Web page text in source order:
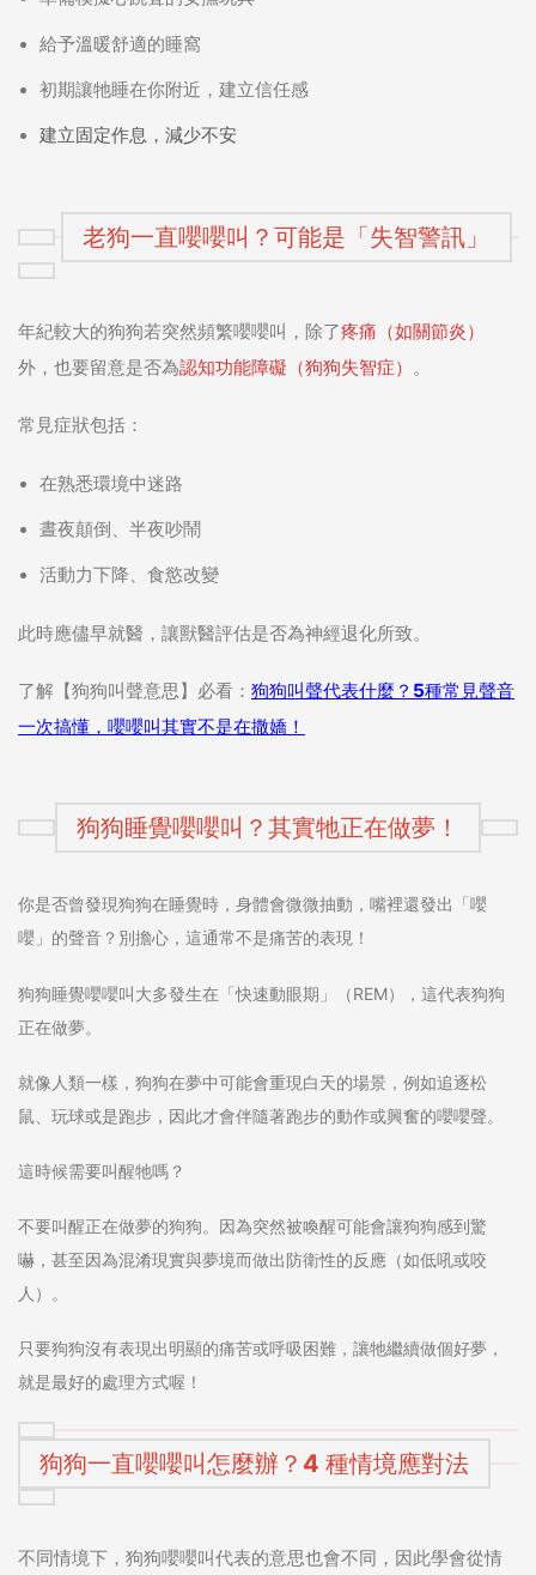
給予溫暖舒適的睡窩
初期讓牠睡在你附近，建立信任感
建立固定作息，減少不安
老狗一直嚶嚶叫？可能是「失智警訊」
年紀較大的狗狗若突然頻繁嚶嚶叫，除了疼痛（如關節炎）
外，也要留意是否為認知功能障礙（狗狗失智症） 。
常見症狀包括：
在熟悉環境中迷路
晝夜顛倒、半夜吵鬧
活動力下降、食慾改變
此時應儘早就醫，讓獸醫評估是否為神經退化所致。
了解【狗狗叫聲意思】必看： 狗狗叫聲代表什麼？5種常見聲音
一次搞懂，嚶嚶叫其實不是在撒嬌！
狗狗睡覺嚶嚶叫？其實牠正在做夢！
你是否曾發現狗狗在睡覺時，身體會微微抽動，嘴裡還發出「嚶
嚶」的聲音？別擔心，這通常不是痛苦的表現！
狗狗睡覺嚶嚶叫大多發生在「快速動眼期」（REM），這代表狗狗
正在做夢。
就像人類一樣，狗狗在夢中可能會重現白天的場景，例如追逐松
鼠、玩球或是跑步，因此才會伴隨著跑步的動作或興奮的嚶嚶聲。
這時候需要叫醒牠嗎？
不要叫醒正在做夢的狗狗。因為突然被喚醒可能會讓狗狗感到驚
嚇，甚至因為混淆現實與夢境而做出防衛性的反應（如低吼或咬
人）。
只要狗狗沒有表現出明顯的痛苦或呼吸困難，讓牠繼續做個好夢，
就是最好的處理方式喔！
狗狗一直嚶嚶叫怎麼辦？4 種情境應對法
不同情境下，狗狗嚶嚶叫代表的意思也會不同，因此學會從情